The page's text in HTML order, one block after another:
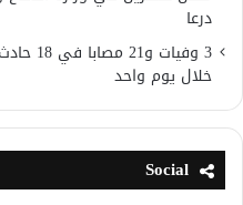
درعا
3
خلال يوم واحد
Social